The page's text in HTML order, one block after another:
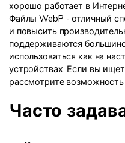
хорошо работает в
Файлы WebP - отличный
и повысить
поддерживаются
использоваться как на
устройствах. Если вы
рассмотрите
Часто